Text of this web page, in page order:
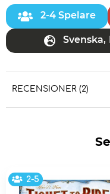
2-4 Spelare
Svenska,
RECENSIONER (2)
2-5